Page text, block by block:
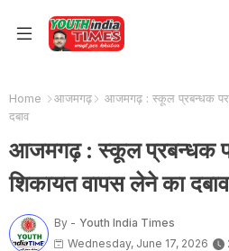
Home आजमगढ़
आजमगढ़ : स्कूल प्रबन्धक पर
दबाव
आजमगढ़ : स्कूल प्रबन्धक
शिकायत वापस लेने का दबाव
By - Youth India Times
Wednesday, June 17, 2026